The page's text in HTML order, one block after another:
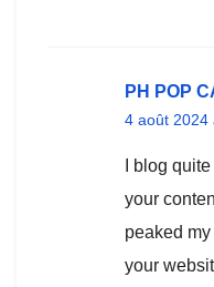
PH POP
4 août 2024
I blog
your
peaked
your